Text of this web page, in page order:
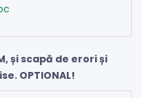
și scapă de erori și
OPTIONAL!